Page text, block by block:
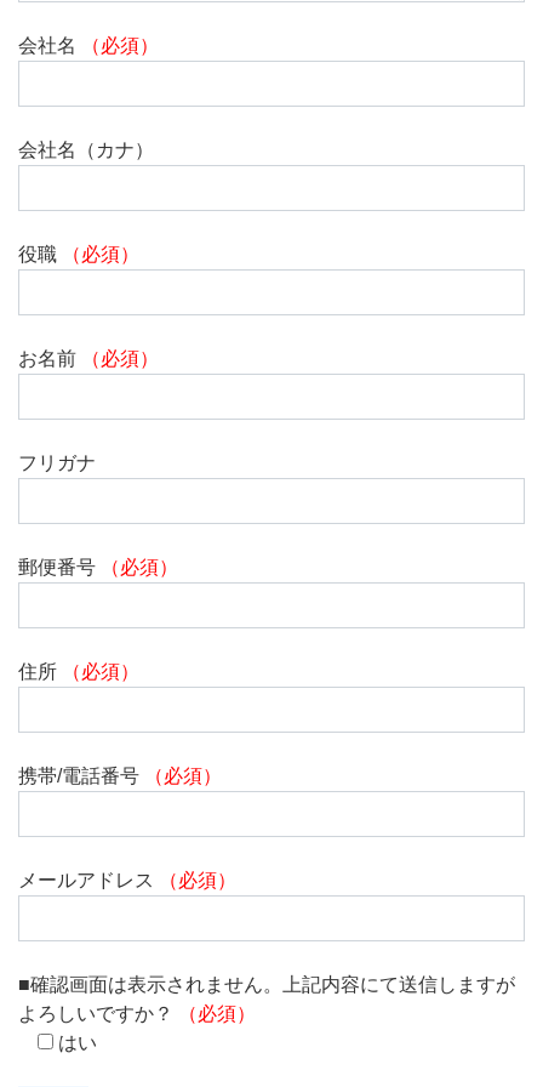
会社名 （必須）
会社名（カナ）
役職 （必須）
お名前 （必須）
フリガナ
郵便番号 （必須）
住所 （必須）
携帯/電話番号 （必須）
メールアドレス （必須）
■確認画面は表示されません。上記内容にて送信しますが
よろしいですか？
（必須）
はい